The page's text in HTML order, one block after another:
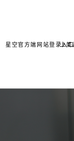
星空官方端网站登录入
上美